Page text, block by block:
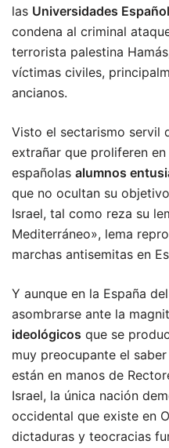
las Universidades
condena al criminal
terrorista palestina
víctimas civiles,
ancianos.
Visto el sectarismo servil
extrañar que proliferen
españolas alumnos
que no ocultan su
Israel, tal como reza su
Mediterráneo», lema
marchas antisemitas en
Y aunque en la España
asombrarse ante la
ideológicos que se
muy preocupante el
están en manos de
Israel, la única nación
occidental que existe en
dictaduras y teocracias